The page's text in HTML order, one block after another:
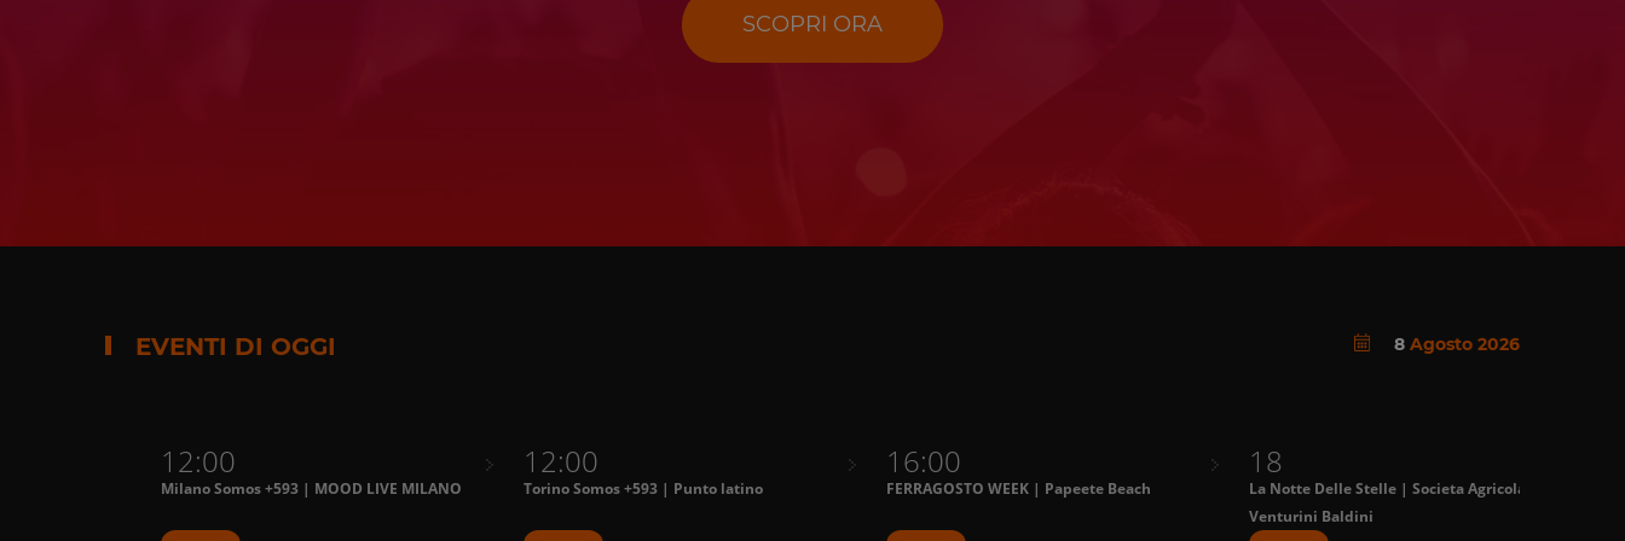
SCOPRI ORA
EVENTI DI OGGI 8 Agosto 2026
12:00
Milano Somos +593 | MOOD LIVE MILANO
12:00
Torino Somos +593 | Punto latino
16:00
FERRAGOSTO WEEK | Papeete Beach
18
La Notte Delle Stelle | Societa Agricola
Venturini Baldini